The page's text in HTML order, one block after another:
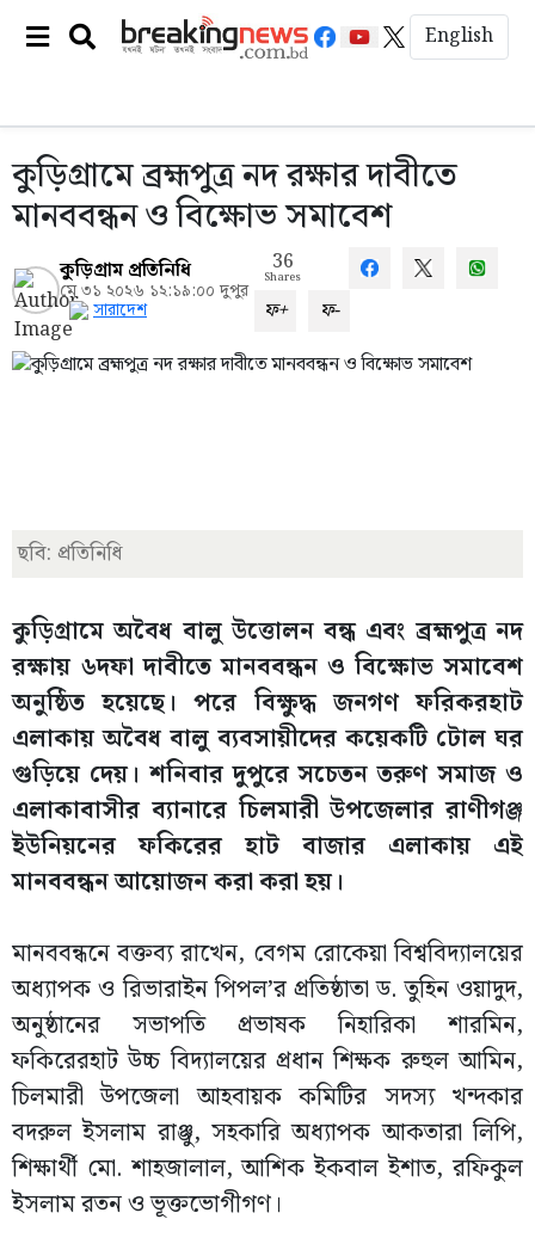
English
কুড়িগ্রামে ব্রহ্মপুত্র নদ রক্ষার দাবীতে
মানববন্ধন ও বিক্ষোভ সমাবেশ
কুড়িগ্রাম প্রতিনিধি
মে ৩১ ২০২৬ ১২:১৯:০০ দুপুর
সারাদেশ
36
Shares
ফ+ ফ-
ছবি: প্রতিনিধি
কুড়িগ্রামে অবৈধ বালু উত্তোলন বন্ধ এবং ব্রহ্মপুত্র নদ
রক্ষায় ৬দফা দাবীতে মানববন্ধন ও বিক্ষোভ সমাবেশ
অনুষ্ঠিত হয়েছে। পরে বিক্ষুদ্ধ জনগণ ফরিকরহাট
এলাকায় অবৈধ বালু ব্যবসায়ীদের কয়েকটি টোল ঘর
গুড়িয়ে দেয়। শনিবার দুপুরে সচেতন তরুণ সমাজ ও
এলাকাবাসীর ব্যানারে চিলমারী উপজেলার রাণীগঞ্জ
ইউনিয়নের ফকিরের হাট বাজার এলাকায় এই
মানববন্ধন আয়োজন করা করা হয়।
মানববন্ধনে বক্তব্য রাখেন, বেগম রোকেয়া বিশ্ববিদ্যালয়ের
অধ্যাপক ও রিভারাইন পিপল’র প্রতিষ্ঠাতা ড. তুহিন ওয়াদুদ,
অনুষ্ঠানের সভাপতি প্রভাষক নিহারিকা শারমিন,
ফকিরেরহাট উচ্চ বিদ্যালয়ের প্রধান শিক্ষক রুহুল আমিন,
চিলমারী উপজেলা আহবায়ক কমিটির সদস্য খন্দকার
বদরুল ইসলাম রাঞ্জু, সহকারি অধ্যাপক আকতারা লিপি,
শিক্ষার্থী মো. শাহজালাল, আশিক ইকবাল ইশাত, রফিকুল
ইসলাম রতন ও ভূক্তভোগীগণ।